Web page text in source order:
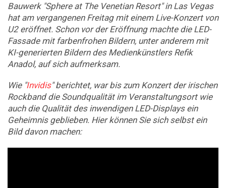
Bauwerk "Sphere at The Venetian Resort" in Las Vegas
hat am vergangenen Freitag mit einem Live-Konzert von
U2 eröffnet. Schon vor der Eröffnung machte die LED-
Fassade mit farbenfrohen Bildern, unter anderem mit
KI-generierten Bildern des Medienkünstlers Refik
Anadol, auf sich aufmerksam.
Wie "Invidis" berichtet, war bis zum Konzert der irischen
Rockband die Soundqualität im Veranstaltungsort wie
auch die Qualität des inwendigen LED-Displays ein
Geheimnis geblieben. Hier können Sie sich selbst ein
Bild davon machen: